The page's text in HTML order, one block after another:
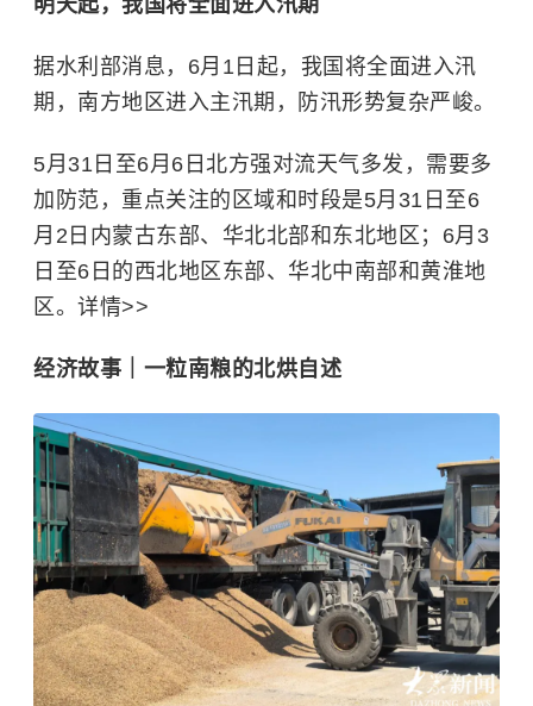
明天起，我国将全面进入汛期
据水利部消息，6月1日起，我国将全面进入汛
期， 南方地区进入主汛期，防汛形势复杂严峻。
5月31日至6月6日北方强对流天气多发，需要多
加防范，重点关注的区域和时段是5月31日至6
月2日内蒙古东部、华北北部和东北地区；6月3
日至6日的西北地区东部、华北中南部和黄淮地
区。详情>>
经济故事｜一粒南粮的北烘自述